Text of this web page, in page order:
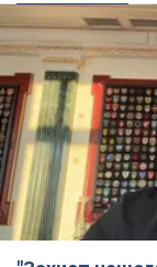
підтримку
Європейські
5 часов назад
"Балістика
обговорити
Україною
Глава МЗС Польщі
Україною